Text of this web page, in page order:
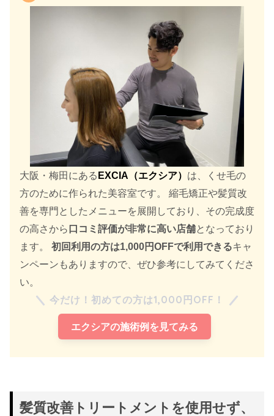
大阪・梅田にある EXCIA（エクシア） は、くせ毛の
方のために作られた美容室です。 縮毛矯正や髪質改
善を専門としたメニューを展開しており、その完成度
の高さから 口コミ評価が非常に高い店舗となっており
ます。 初回利用の方は1,000円OFFで利用できるキャ
ンペーンもありますので、ぜひ参考にしてみてくださ
い。
今だけ！初めての方は1,000円OFF！
エクシアの施術例を見てみる
髪質改善トリートメントを使用せず、